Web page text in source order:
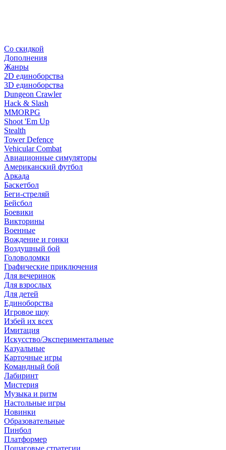
Со скидкой
Дополнения
Жанры
2D единоборства
3D единоборства
Dungeon Crawler
Hack & Slash
MMORPG
Shoot 'Em Up
Stealth
Tower Defence
Vehicular Combat
Авиационные симуляторы
Американский футбол
Аркада
Баскетбол
Беги-стреляй
Бейсбол
Боевики
Викторины
Военные
Вождение и гонки
Воздушный бой
Головоломки
Графические приключения
Для вечеринок
Для взрослых
Для детей
Единоборства
Игровое шоу
Избей их всех
Имитация
Искусство/Экспериментальные
Казуальные
Карточные игры
Командный бой
Лабиринт
Мистерия
Музыка и ритм
Настольные игры
Новинки
Образовательные
Пинбол
Платформер
Пошаговые стратегии